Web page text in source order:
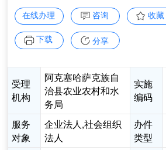
在线办理 咨询 收藏
下载 分享
受理
机构
阿克塞哈萨克族自
治县农业农村和水
务局
实施
编码
服务
对象
企业法人,社会组织
法人
办件
类型